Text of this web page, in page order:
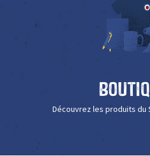
Découvrez les produits du